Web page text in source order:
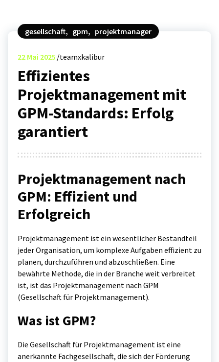
gesellschaft, gpm, projektmanager
22 Mai 2025 teamxkalibur
Effizientes
Projektmanagement mit
GPM-Standards: Erfolg
garantiert
Projektmanagement nach
GPM: Effizient und
Erfolgreich
Projektmanagement ist ein wesentlicher Bestandteil
jeder Organisation, um komplexe Aufgaben effizient zu
planen, durchzuführen und abzuschließen. Eine
bewährte Methode, die in der Branche weit verbreitet
ist, ist das Projektmanagement nach GPM
(Gesellschaft für Projektmanagement).
Was ist GPM?
Die Gesellschaft für Projektmanagement ist eine
anerkannte Fachgesellschaft, die sich der Förderung